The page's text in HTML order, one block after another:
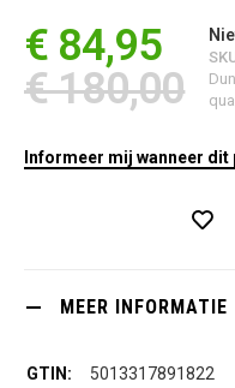
€ 84,95
€ 180,00
Informeer mij wanneer
MEER INFORMATIE
5013317891822